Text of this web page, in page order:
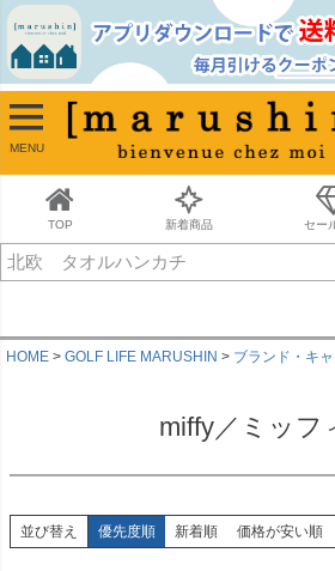
MENU
TOP 新着商品 セー
並び順
新着順
古い順
価格が安い順
価格が高い順
キーワードヒット順
HOME GOLF LIFE MARUSHIN ブランド・キ
miffy／ミッフ
並び替え 優先度順 新着順 価格が安い順